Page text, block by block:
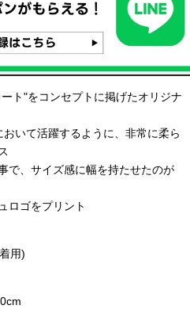
ト"をコンセプトに掲げたオリジナ
いて活躍するように、非常に柔ら
で、サイズ感に幅を持たせたのが
ロゴをプリント
用)